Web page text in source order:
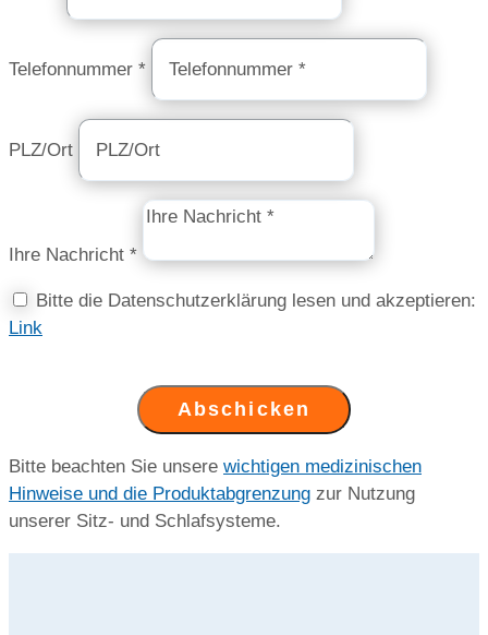
Telefonnummer *
PLZ/Ort
Ihre Nachricht *
Bitte die Datenschutzerklärung lesen und akzeptieren:
Link
Abschicken
Bitte beachten Sie unsere wichtigen medizinischen
Hinweise und die Produktabgrenzung zur Nutzung
unserer Sitz- und Schlafsysteme.